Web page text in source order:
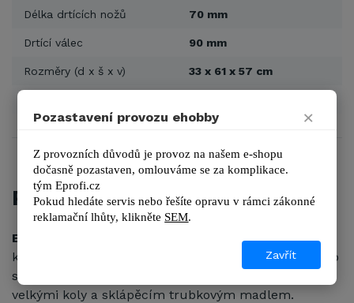
Délka drtících nožů 70 mm
Drtící válec 90 mm
Rozměry (d x š x v) 33 x 61 x 57 cm
POPIS
Elektrický válcový drtič VeGA LSG2812s boxem z
kvalitního plastu je masívní trubkové konstrukce. Pro
snadnou manipulaci a transport je drtič vybaven
velkými koly a sklápěcím trubkovým madlem.
Pozastavení provozu ehobby ×
Z provozních důvodů je provoz na našem e-shopu
dočasně pozastaven, omlouváme se za komplikace.
tým Eprofi.cz
Pokud hledáte servis nebo řešíte opravu v rámci zákonné
reklamační lhůty, klikněte SEM.
Zavřít